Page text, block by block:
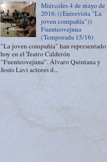
Miércoles 4 de mayo de
2016. ((Entrevista "La
joven compañía"))
Fuenteovejuna
(Temporada 15/16)
"La joven compañía" han representado
hoy en el Teatro Calderón
"Fuenteovejuna". Álvaro Quintana y
Jesús Lavi actores d...